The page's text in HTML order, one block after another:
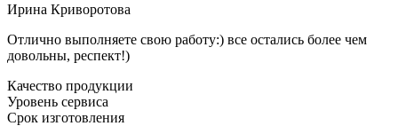
Ирина Криворотова
Отлично выполняете свою работу:) все остались более чем
довольны, респект!)
Качество продукции
Уровень сервиса
Срок изготовления